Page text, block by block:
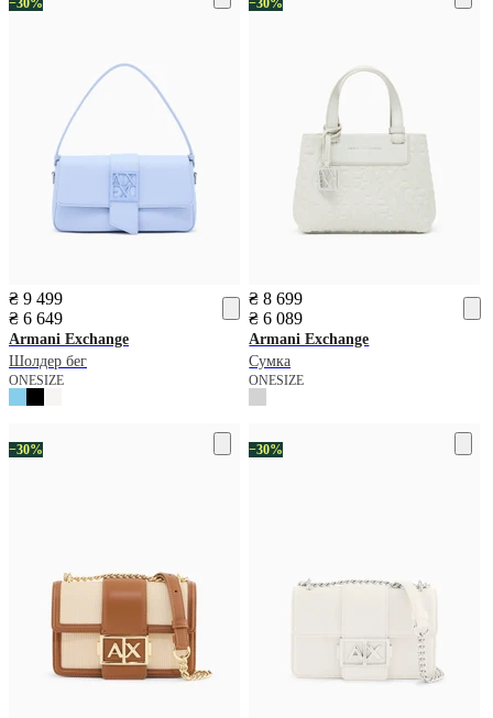
−30%
₴ 9 499
₴ 6 649
Armani Exchange
Шолдер бег
ONESIZE
−30%
₴ 8 699
₴ 6 089
Armani Exchange
Сумка
ONESIZE
−30% −30%